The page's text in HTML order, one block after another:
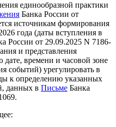
единообразной практики
Банка России от
источникам формирования
года (даты вступления в
России от 29.09.2025 N 7186-
и представления
времени и часовой зоне
событий) урегулировать в
к определению указанных
данных в Письме Банка